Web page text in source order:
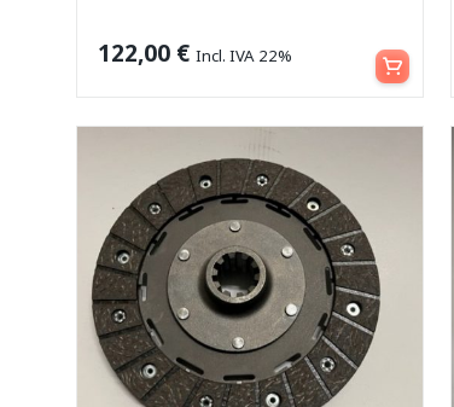
122,00 € Incl. IVA 22% Aggiungi al carrello